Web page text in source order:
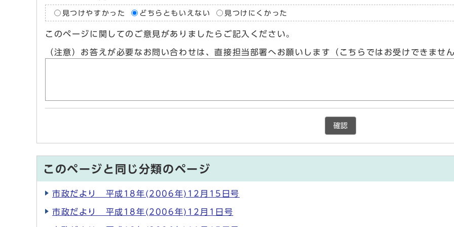
見つけやすかった どちらともいえない 見つけにくかった
このページに関してのご意見がありましたらご記入ください。
（注意）お答えが必要なお問い合わせは、直接担当部署へお願いします（こちらではお受けできませ
確認
このページと同じ分類のページ
市政だより 平成18年(2006年)12月15日号
市政だより 平成18年(2006年)12月1日号